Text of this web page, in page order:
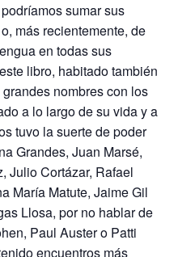
sumar sus
más recientemente, de
en todas sus
libro, habitado también
nombres con los
a lo largo de su vida y a
tuvo la suerte de poder
Grandes, Juan Marsé,
Julio Cortázar, Rafael
María Matute, Jaime Gil
Llosa, por no hablar de
Paul Auster o Patti
encuentros más